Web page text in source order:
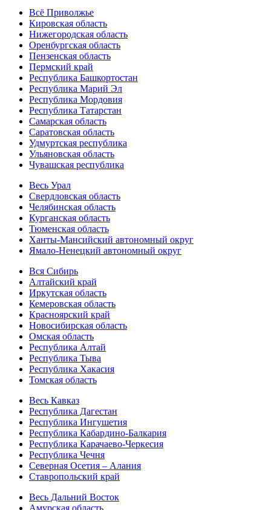
Всё Приволжье
Кировская область
Нижегородская область
Оренбургская область
Пензенская область
Пермский край
Республика Башкортостан
Республика Марий Эл
Республика Мордовия
Республика Татарстан
Самарская область
Саратовская область
Удмуртская республика
Ульяновская область
Чувашская республика
Весь Урал
Свердловская область
Челябинская область
Курганская область
Тюменская область
Ханты-Мансийский автономный округ
Ямало-Ненецкий автономный округ
Вся Сибирь
Алтайский край
Иркутская область
Кемеровская область
Красноярский край
Новосибирская область
Омская область
Республика Алтай
Республика Тыва
Республика Хакасия
Томская область
Весь Кавказ
Республика Дагестан
Республика Ингушетия
Республика Кабардино-Балкария
Республика Карачаево-Черкесия
Республика Чечня
Северная Осетия – Алания
Ставропольский край
Весь Дальний Восток
Амурская область